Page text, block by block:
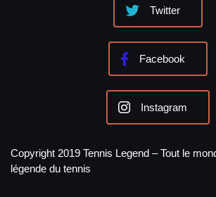
Twitter
Facebook
Instagram
Copyright 2019 Tennis Legend – Tout le
légende du tennis